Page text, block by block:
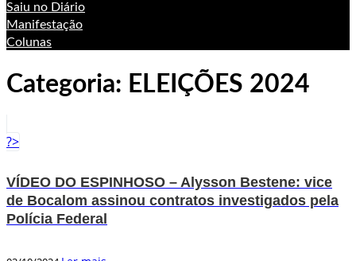
Saiu no Diário
Manifestação
Colunas
Categoria: ELEIÇÕES 2024
?>
VÍDEO DO ESPINHOSO – Alysson Bestene: vice
de Bocalom assinou contratos investigados pela
Polícia Federal